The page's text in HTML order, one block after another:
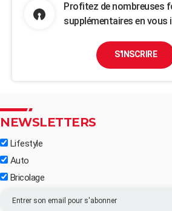
Profitez de nombreuses
supplémentaires en vous
S'INSCRIRE
NEWSLETTERS
Lifestyle
Auto
Bricolage